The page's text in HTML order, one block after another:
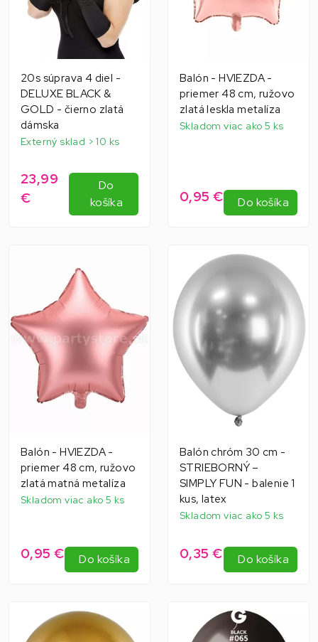
20s súprava 4 diel -
DELUXE BLACK &
GOLD - čierno zlatá
dámska
Externý sklad > 10 ks
23,99
€
Do
košíka
Balón - HVIEZDA -
priemer 48 cm, ružovo
zlatá leskla metalíza
Skladom viac ako 5 ks
0,95 € Do košíka
Balón - HVIEZDA -
priemer 48 cm, ružovo
zlatá matná metalíza
Skladom viac ako 5 ks
0,95 € Do košíka
Balón chróm 30 cm -
STRIEBORNÝ –
SIMPLY FUN - balenie 1
kus, latex
Skladom viac ako 5 ks
0,35 € Do košíka